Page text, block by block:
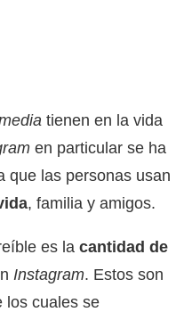
tienen en la vida
en particular se ha
que las personas usan
, familia y amigos.
es la cantidad de
Instagram. Estos son
los cuales se